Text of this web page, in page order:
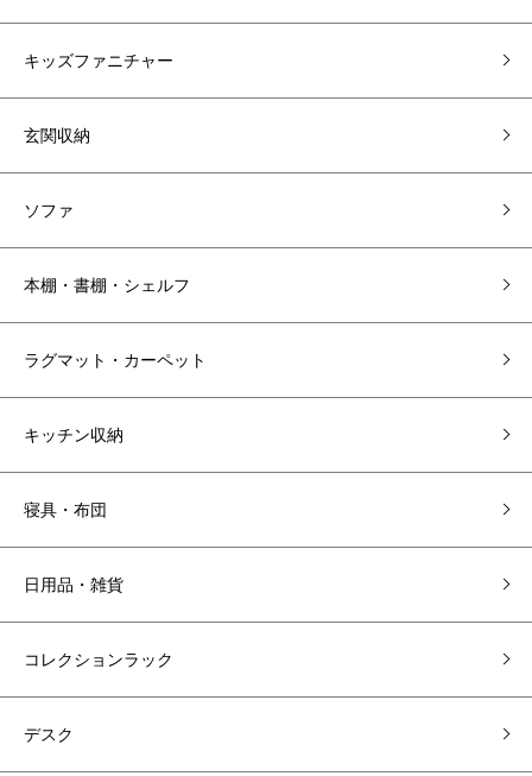
キッズファニチャー
玄関収納
ソファ
本棚・書棚・シェルフ
ラグマット・カーペット
キッチン収納
寝具・布団
日用品・雑貨
コレクションラック
デスク